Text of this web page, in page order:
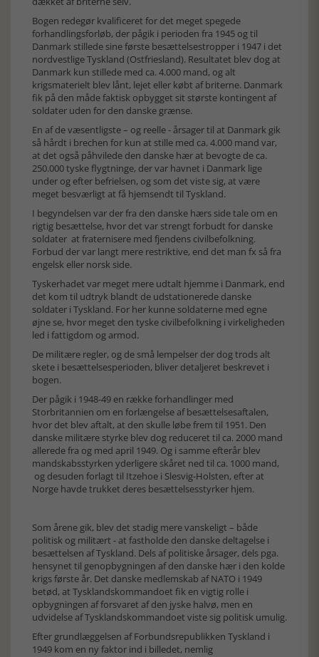
Bogen redegør kvalificeret for det meget spegede
forhandlingsforløb, der pågik i perioden fra 1945 og til
Danmark stillede sine første besættelsestropper i 1947 i det
nordvestlige Tyskland (Ostfriesland). Resultatet blev dog at
Danmark kun stillede med ca. 4.000 mand, og alt
krigsmaterielt blev lånt, lejet eller købt af briterne. Danmark
fik på den måde faktisk opbygget sit største kontingent af
soldater uden for den danske grænse.
En af de væsentligste – og reelle - årsager til at Danmark gik
så hårdt i brechen for kun at stille med ca. 4.000 mand var,
at det også påhvilede den danske hær at bevogte de ca.
250.000 tyske flygtninge, der var havnet i Danmark lige
under og efter befrielsen, og som det viste sig, at være
meget besværligt at få hjemsendt til Tyskland.
I begyndelsen var der fra den danske hærs side tale om en
rigtig besættelse, hvor det var strengt forbudt for danske
soldater at fraternisere med fjendens civilbefolkning.
Forbud der var langt mere restriktive, end det man fx så fra
engelsk eller norsk side.
Tyskerhadet var meget mere udtalt hjemme i Danmark, end
det kom til udtryk blandt de udstationerede danske
soldater i Tyskland. For her kunne soldaterne med egne
øjne se, hvor meget den tyske civilbefolkning i virkeligheden
led i fattigdom og armod.
De militære regler, og de små lempelser der dog trods alt
skete i besættelsesperioden, bliver detaljeret beskrevet i
bogen.
Der pågik i 1948-49 en række forhandlinger med
Storbritannien om en forlængelse af besættelsesaftalen,
hvor det blev aftalt, at den skulle løbe frem til 1951. Den
danske militære styrke blev dog reduceret til ca. 2000 mand
allerede fra og med april 1949. Og i samme efterår blev
mandskabsstyrken yderligere skåret ned til ca. 1000 mand,
og desuden forlagt til Itzehoe i Slesvig-Holsten, efter at
Norge havde trukket deres besættelsesstyrker hjem.
Som årene gik, blev det stadig mere vanskeligt – både
politisk og militært - at fastholde den danske deltagelse i
besættelsen af Tyskland. Dels af politiske årsager, dels pga.
hensynet til genopbygningen af den danske hær i den kolde
krigs første år. Det danske medlemskab af NATO i 1949
betød, at Tysklandskommandoet fik en vigtig rolle i
opbygningen af forsvaret af den jyske halvø, men en
udvidelse af Tysklandskommandoet viste sig politisk umulig.
Efter grundlæggelsen af Forbundsrepublikken Tyskland i
1949 kom en ny faktor ind i billedet, nemlig